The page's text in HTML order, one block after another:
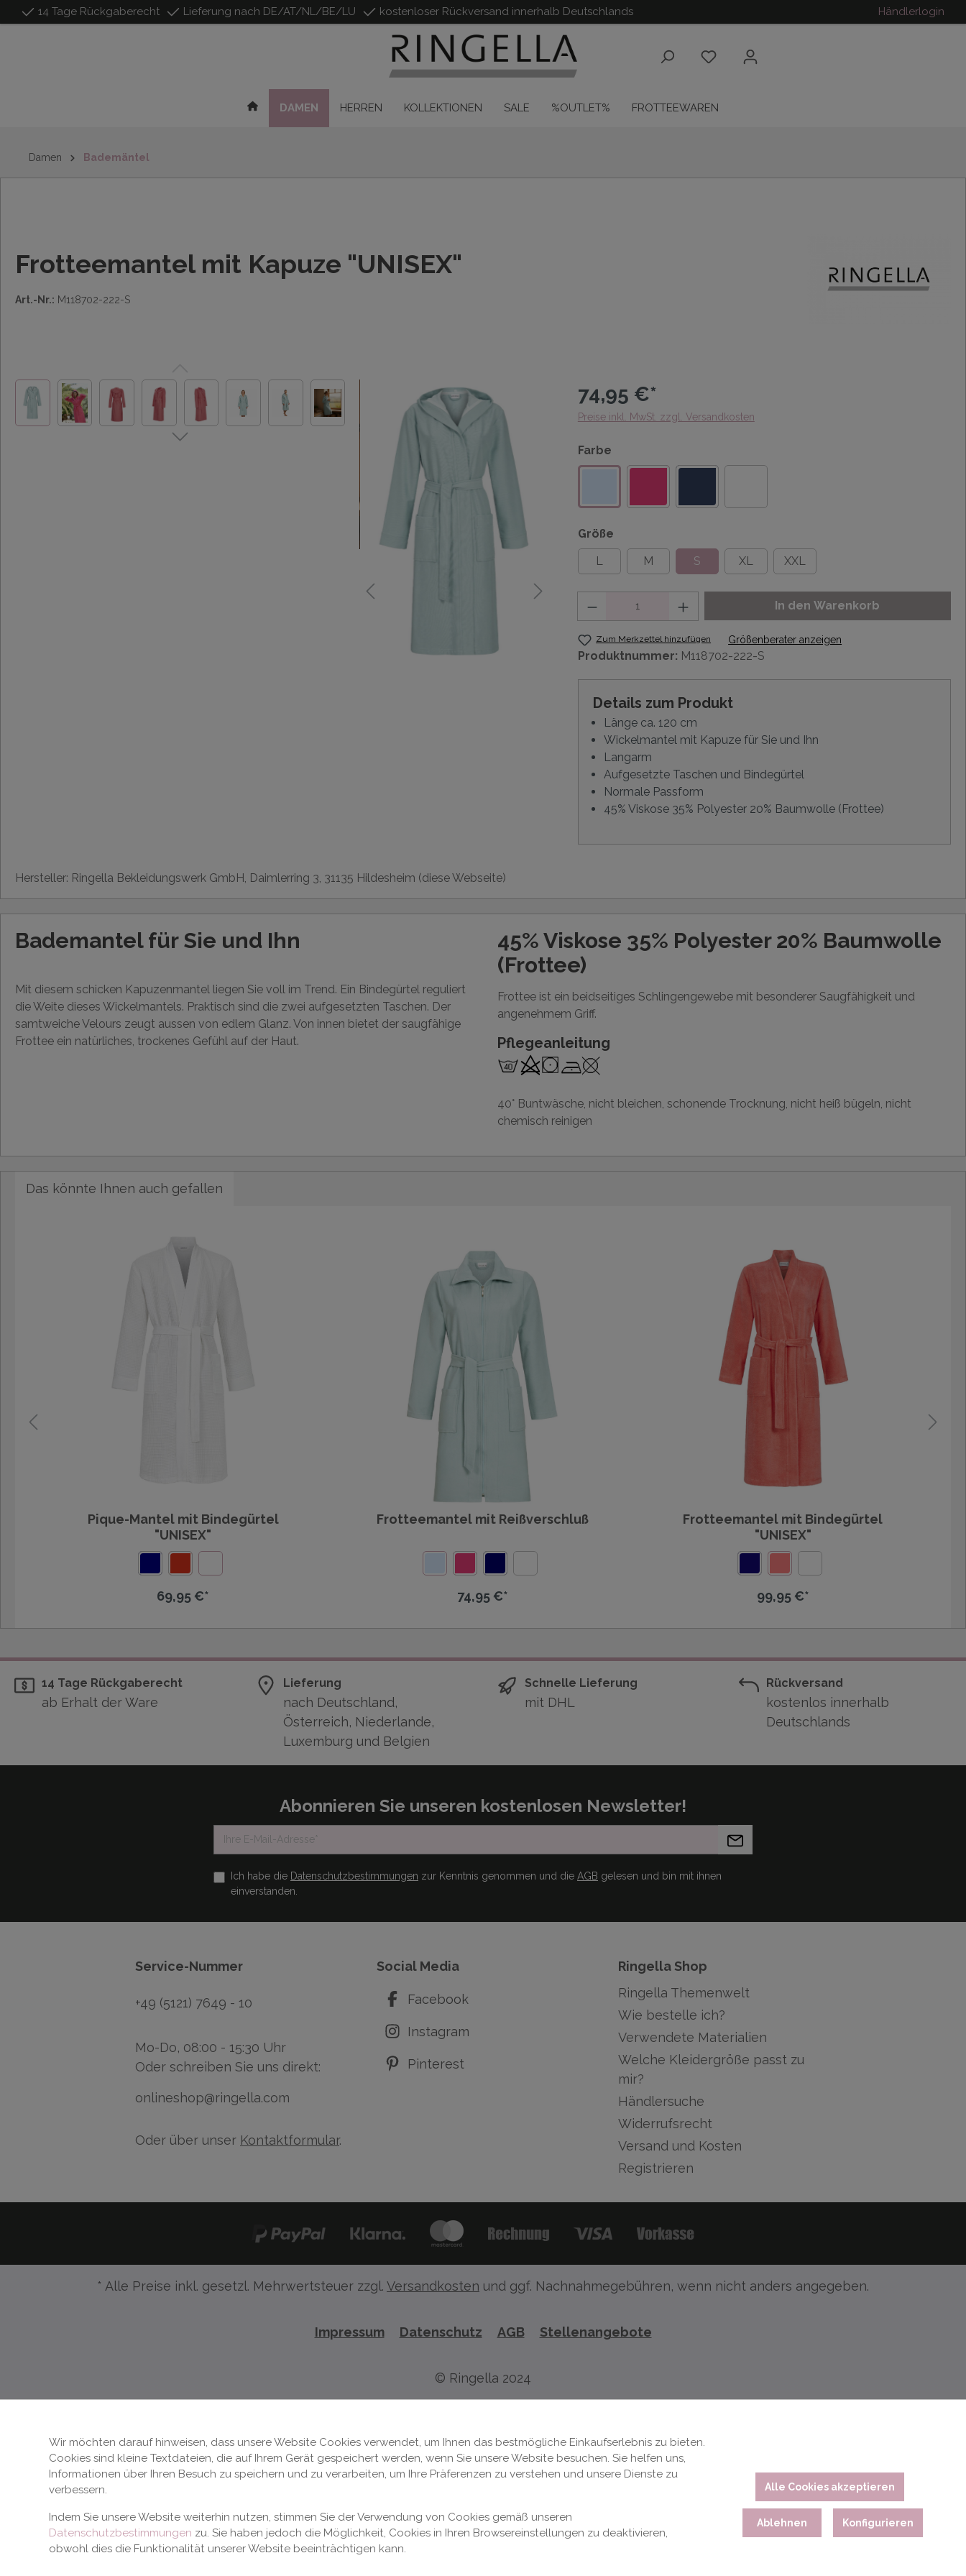
springen
14 Tage Rückgaberecht Lieferung nach DE/AT/NL/BE/LU kostenloser Rückversand innerhalb Deutschlands Händlerlogin
DAMEN HERREN KOLLEKTIONEN SALE %OUTLET% FROTTEEWAREN
Damen Bademäntel
Frotteemantel mit Kapuze "UNISEX"
Art.-Nr.: M118702-222-S
74,95 €*
Preise inkl. MwSt. zzgl. Versandkosten
Farbe
Größe
L
M S XL XXL
In den Warenkorb
Zum Merkzettel hinzufügen Größenberater anzeigen
Produktnummer: M118702-222-S
Details zum Produkt
Länge ca. 120 cm
Wickelmantel mit Kapuze für Sie und Ihn
Langarm
Aufgesetzte Taschen und Bindegürtel
Normale Passform
45% Viskose 35% Polyester 20% Baumwolle (Frottee)
Hersteller: Ringella Bekleidungswerk GmbH, Daimlerring 3, 31135 Hildesheim (diese Webseite)
Bademantel für Sie und Ihn
Mit diesem schicken Kapuzenmantel liegen Sie voll im Trend. Ein Bindegürtel reguliert
die Weite dieses Wickelmantels. Praktisch sind die zwei aufgesetzten Taschen. Der
samtweiche Velours zeugt aussen von edlem Glanz. Von innen bietet der saugfähige
Frottee ein natürliches, trockenes Gefühl auf der Haut.
45% Viskose 35% Polyester 20% Baumwolle
(Frottee)
Frottee ist ein beidseitiges Schlingengewebe mit besonderer Saugfähigkeit und
angenehmem Griff.
Pflegeanleitung
40° Buntwäsche, nicht bleichen, schonende Trocknung, nicht heiß bügeln, nicht
chemisch reinigen
Das könnte Ihnen auch gefallen
Pique-Mantel mit Bindegürtel
"UNISEX"
69,95 €*
Frotteemantel mit Reißverschluß
74,95 €*
Frotteemantel mit Bindegürtel
"UNISEX"
99,95 €*
14 Tage Rückgaberecht
ab Erhalt der Ware
Lieferung
nach Deutschland,
Österreich, Niederlande,
Luxemburg und Belgien
Schnelle Lieferung
mit DHL
Rückversand
kostenlos innerhalb
Deutschlands
Abonnieren Sie unseren kostenlosen Newsletter!
Ich habe die Datenschutzbestimmungen zur Kenntnis genommen und die AGB gelesen und bin mit ihnen
einverstanden.
Service-Nummer
+49 (5121) 7649 - 10
Mo-Do, 08:00 - 15:30 Uhr
Oder schreiben Sie uns direkt:
onlineshop@ringella.com
Oder über unser Kontaktformular.
Social Media
Facebook
Instagram
Pinterest
Ringella Shop
Ringella Themenwelt
Wie bestelle ich?
Verwendete Materialien
Welche Kleidergröße passt zu
mir?
Händlersuche
Widerrufsrecht
Versand und Kosten
Registrieren
* Alle Preise inkl. gesetzl. Mehrwertsteuer zzgl. Versandkosten und ggf. Nachnahmegebühren, wenn nicht anders angegeben.
Impressum Datenschutz AGB Stellenangebote
© Ringella 2024
Wir möchten darauf hinweisen, dass unsere Website Cookies verwendet, um Ihnen das bestmögliche Einkaufserlebnis zu bieten.
Cookies sind kleine Textdateien, die auf Ihrem Gerät gespeichert werden, wenn Sie unsere Website besuchen. Sie helfen uns,
Informationen über Ihren Besuch zu speichern und zu verarbeiten, um Ihre Präferenzen zu verstehen und unsere Dienste zu
verbessern.
Indem Sie unsere Website weiterhin nutzen, stimmen Sie der Verwendung von Cookies gemäß unseren
Datenschutzbestimmungen zu. Sie haben jedoch die Möglichkeit, Cookies in Ihren Browsereinstellungen zu deaktivieren,
obwohl dies die Funktionalität unserer Website beeinträchtigen kann.
Alle Cookies akzeptieren
Ablehnen Konfigurieren